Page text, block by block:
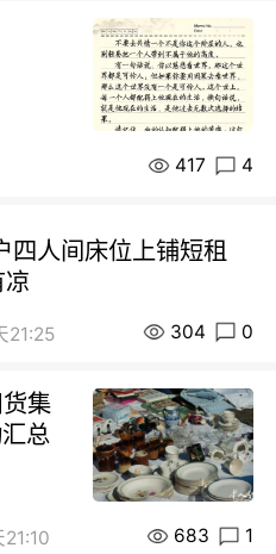
417 4
人间床位上铺短租
21:25 304 0
集
总
21:10 683 1